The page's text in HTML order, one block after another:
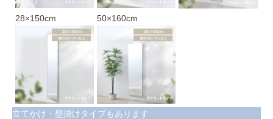
28×150cm 50×160cm
立てかけ・壁掛けタイプもあります